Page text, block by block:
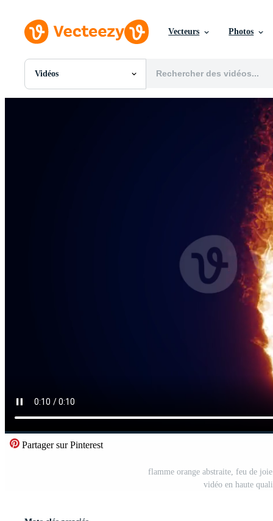
Vecteurs Photos
Vidéos
Toutes Images
Partager sur Pinterest
flamme orange abstraite, feu de
vidéo en haute